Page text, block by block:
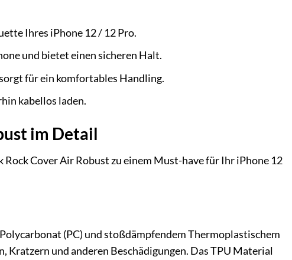
Ihres iPhone 12 / 12 Pro.
und bietet einen sicheren Halt.
für ein komfortables Handling.
kabellos laden.
im Detail
Rock Cover Air Robust zu einem Must-have für Ihr iPhone 12
(PC) und stoßdämpfendem Thermoplastischem
und anderen Beschädigungen. Das TPU Material